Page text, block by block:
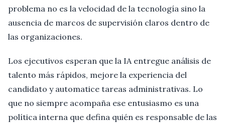
problema no es la velocidad de la tecnología sino la
ausencia de marcos de supervisión claros dentro de
las organizaciones.
Los ejecutivos esperan que la IA entregue análisis de
talento más rápidos, mejore la experiencia del
candidato y automatice tareas administrativas. Lo
que no siempre acompaña ese entusiasmo es una
política interna que defina quién es responsable de las